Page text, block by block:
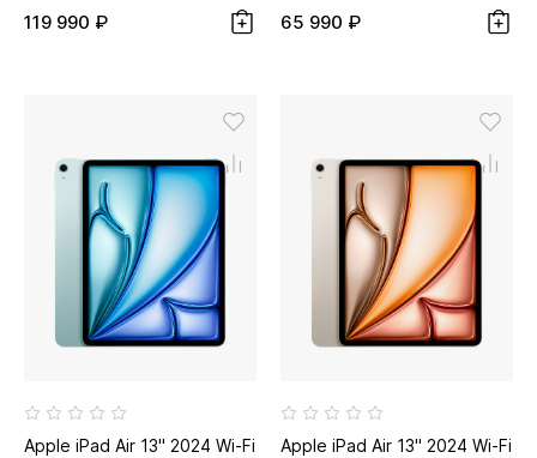
119 990 ₽ 65 990 ₽
Apple iPad Air 13" 2024 Wi-Fi
Apple iPad Air 13" 2024 Wi-Fi